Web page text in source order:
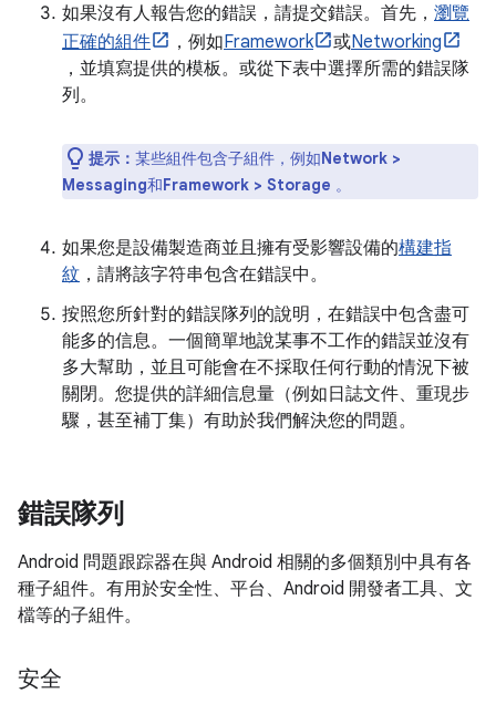
如果沒有人報告您的錯誤，請提交錯誤。首先， 瀏覽
正確的組件
，例如Framework 或Networking
，並填寫提供的模板。或從下表中選擇所需的錯誤隊
列。
提示： 某些組件包含子組件，例如Network >
Messaging和Framework > Storage 。
如果您是設備製造商並且擁有受影響設備的構建指
紋 ，請將該字符串包含在錯誤中。
按照您所針對的錯誤隊列的說明，在錯誤中包含盡可
能多的信息。一個簡單地說某事不工作的錯誤並沒有
多大幫助，並且可能會在不採取任何行動的情況下被
關閉。您提供的詳細信息量（例如日誌文件、重現步
驟，甚至補丁集）有助於我們解決您的問題。
錯誤隊列
Android 問題跟踪器在與 Android 相關的多個類別中具有各
種子組件。有用於安全性、平台、Android 開發者工具、文
檔等的子組件。
安全